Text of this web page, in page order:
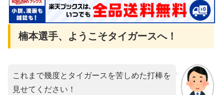
楠本選手、ようこそタイガースへ！
これまで幾度とタイガースを苦しめた打棒を
見せてください！